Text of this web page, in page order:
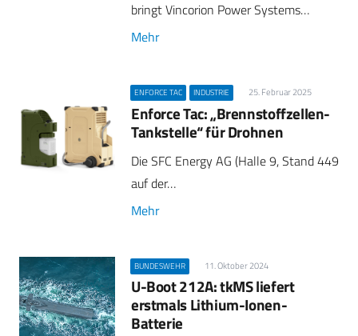
bringt Vincorion Power Systems…
Mehr
ENFORCE TAC INDUSTRIE 25. Februar 2025
Enforce Tac: „Brennstoffzellen-
Tankstelle“ für Drohnen
Die SFC Energy AG (Halle 9, Stand 449
auf der…
Mehr
BUNDESWEHR 11. Oktober 2024
U-Boot 212A: tkMS liefert
erstmals Lithium-Ionen-
Batterie